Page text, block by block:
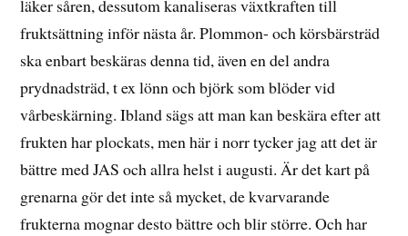
läker såren, dessutom kanaliseras växtkraften till
fruktsättning inför nästa år. Plommon- och körsbärsträd
ska enbart beskäras denna tid, även en del andra
prydnadsträd, t ex lönn och björk som blöder vid
vårbeskärning. Ibland sägs att man kan beskära efter att
frukten har plockats, men här i norr tycker jag att det är
bättre med JAS och allra helst i augusti. Är det kart på
grenarna gör det inte så mycket, de kvarvarande
frukterna mognar desto bättre och blir större. Och har